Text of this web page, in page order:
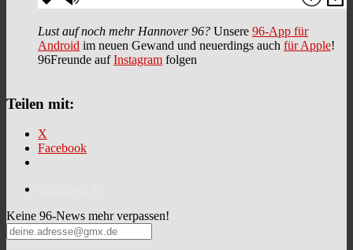
Lust auf noch mehr Hannover 96? Unsere 96-App für
Android im neuen Gewand und neuerdings auch für Apple!
96Freunde aufInstagram folgen
Teilen mit:
X
Facebook
Keine 96-News mehr verpassen!